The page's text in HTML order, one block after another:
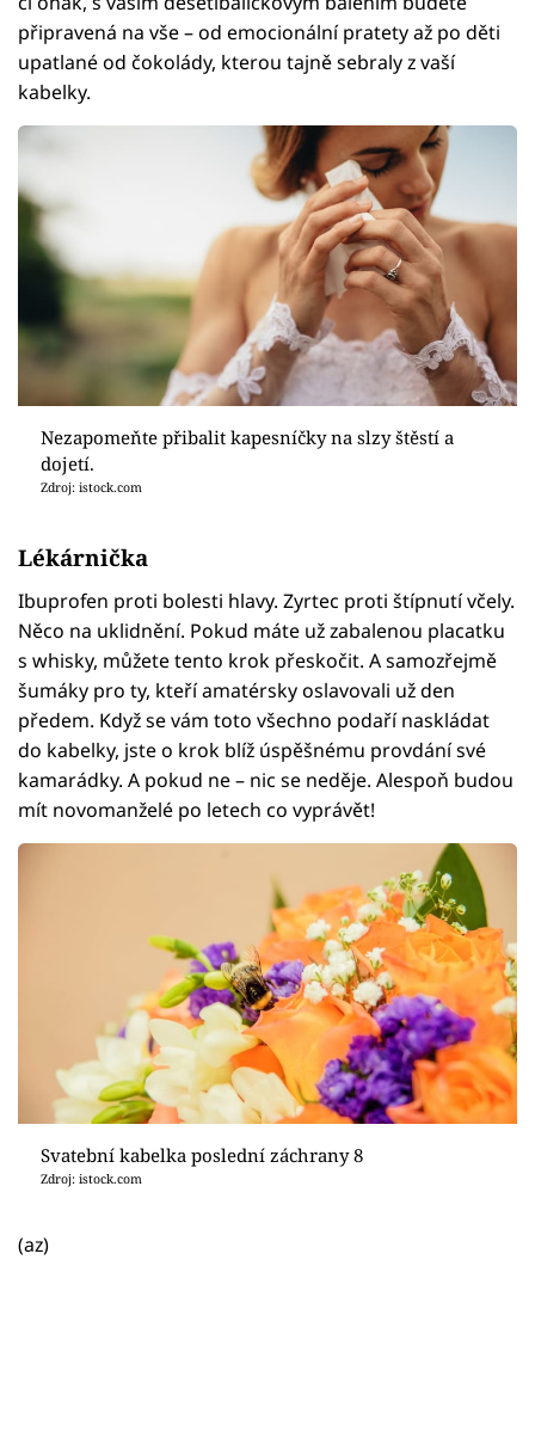
připravená na vše – od emocionální pratety až po děti
upatlané od čokolády, kterou tajně sebraly z vaší
kabelky.
Nezapomeňte přibalit kapesníčky na slzy štěstí a
dojetí.
Zdroj: istock.com
Lékárnička
Ibuprofen proti bolesti hlavy. Zyrtec proti štípnutí včely.
Něco na uklidnění. Pokud máte už zabalenou placatku
s whisky, můžete tento krok přeskočit. A samozřejmě
šumáky pro ty, kteří amatérsky oslavovali už den
předem. Když se vám toto všechno podaří naskládat
do kabelky, jste o krok blíž úspěšnému provdání své
kamarádky. A pokud ne – nic se neděje. Alespoň budou
mít novomanželé po letech co vyprávět!
Svatební kabelka poslední záchrany 8
Zdroj: istock.com
(az)